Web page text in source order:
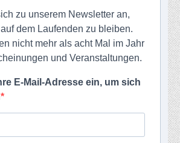
zu unserem Newsletter an,
dem Laufenden zu bleiben.
nicht mehr als acht Mal im Jahr
und Veranstaltungen.
E-Mail-Adresse ein, um sich